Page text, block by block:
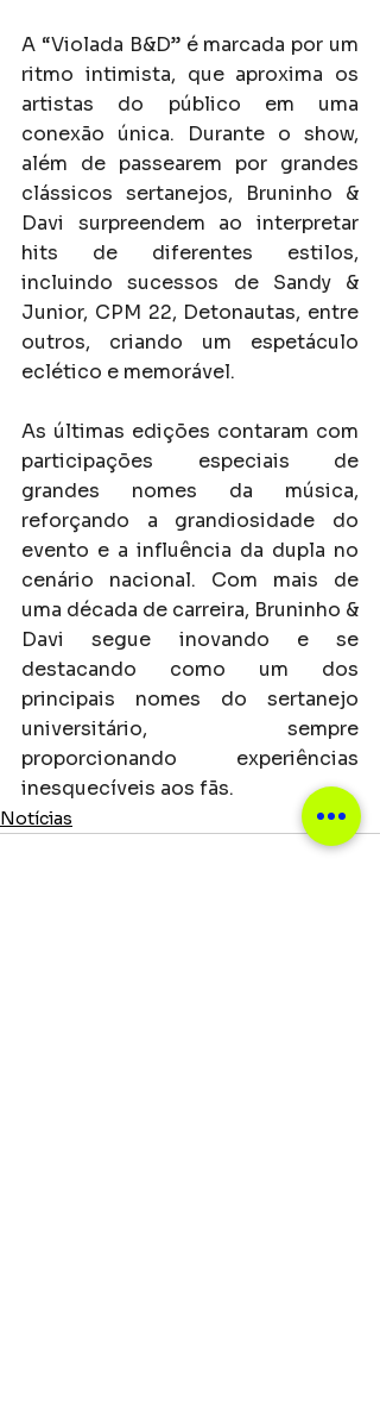
A “Violada B&D” é marcada por um
ritmo intimista, que aproxima os
artistas do público em uma
conexão única. Durante o show,
além de passearem por grandes
clássicos sertanejos, Bruninho &
Davi surpreendem ao interpretar
hits de diferentes estilos,
incluindo sucessos de Sandy &
Junior, CPM 22, Detonautas, entre
outros, criando um espetáculo
eclético e memorável.
As últimas edições contaram com
participações especiais de
grandes nomes da música,
reforçando a grandiosidade do
evento e a influência da dupla no
cenário nacional. Com mais de
uma década de carreira, Bruninho &
Davi segue inovando e se
destacando como um dos
principais nomes do sertanejo
universitário, sempre
proporcionando experiências
inesquecíveis aos fãs.
Notícias